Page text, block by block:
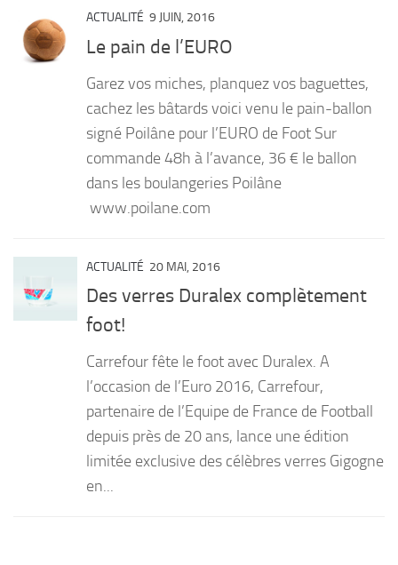
PORTRAITS
LIVRES
ACTUALITÉ 9 JUIN, 2016
Le pain de l’EURO
Garez vos miches, planquez vos baguettes,
cachez les bâtards voici venu le pain-ballon
signé Poilâne pour l’EURO de Foot Sur
commande 48h à l’avance, 36 € le ballon
dans les boulangeries Poilâne
www.poilane.com
ACTUALITÉ 20 MAI, 2016
Des verres Duralex complètement
foot!
Carrefour fête le foot avec Duralex. A
l’occasion de l’Euro 2016, Carrefour,
partenaire de l’Equipe de France de Football
depuis près de 20 ans, lance une édition
limitée exclusive des célèbres verres Gigogne
en...